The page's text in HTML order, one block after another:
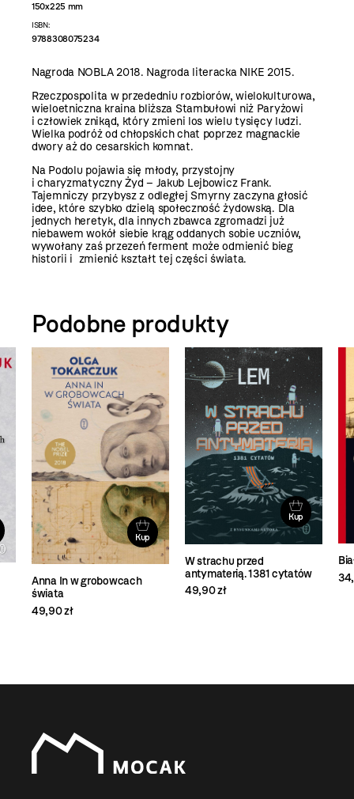
150x225 mm
ISBN:
9788308075234
Nagroda NOBLA 2018. Nagroda literacka NIKE 2015.
Rzeczpospolita w przededniu rozbiorów, wielokulturowa,
wieloetniczna kraina bliższa Stambułowi niż Paryżowi
i człowiek znikąd, który zmieni los wielu tysięcy ludzi.
Wielka podróż od chłopskich chat poprzez magnackie
dwory aż do cesarskich komnat.
Na Podolu pojawia się młody, przystojny
i charyzmatyczny Żyd – Jakub Lejbowicz Frank.
Tajemniczy przybysz z odległej Smyrny zaczyna głosić
idee, które szybko dzielą społeczność żydowską. Dla
jednych heretyk, dla innych zbawca zgromadzi już
niebawem wokół siebie krąg oddanych sobie uczniów,
wywołany zaś przezeń ferment może odmienić bieg
historii i zmienić kształt tej części świata.
Podobne produkty
Kup
Anna In w grobowcach
świata
49,90 zł
Kup
W strachu przed
antymaterią. 1381 cytatów
49,90 zł